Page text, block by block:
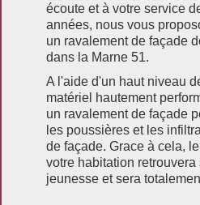
écoute et à votre service
années, nous vous
un ravalement de façade
dans la Marne 51.
A l'aide d'un haut niveau
matériel hautement
un ravalement de façade
les poussières et les
de façade. Grace à cela,
votre habitation retrouvera
jeunesse et sera